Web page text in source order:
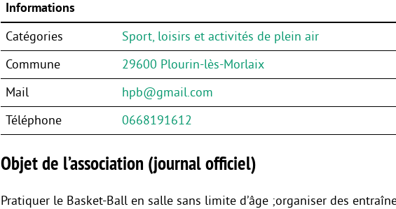
Informations
Catégories
Sport, loisirs et activités de plein air
Commune
29600 Plourin-lès-Morlaix
Mail
hpb@gmail.com
Téléphone
0668191612
Objet de l’association (journal officiel)
Pratiquer le Basket-Ball en salle sans limite d’âge ;organiser des